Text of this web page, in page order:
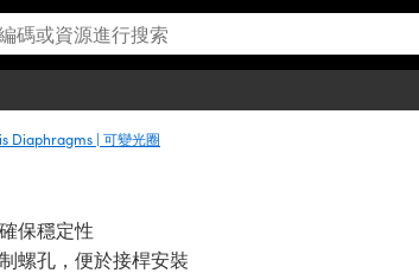
Diaphragms | 可變光圈
保穩定性
螺孔，便於接桿安裝